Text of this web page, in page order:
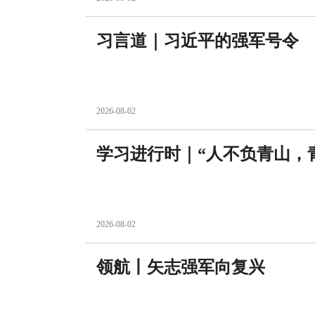
习言道｜习近平的强军号令
2026-08-02
学习进行时｜“人不负青山，
2026-08-02
领航丨矢志强军向复兴